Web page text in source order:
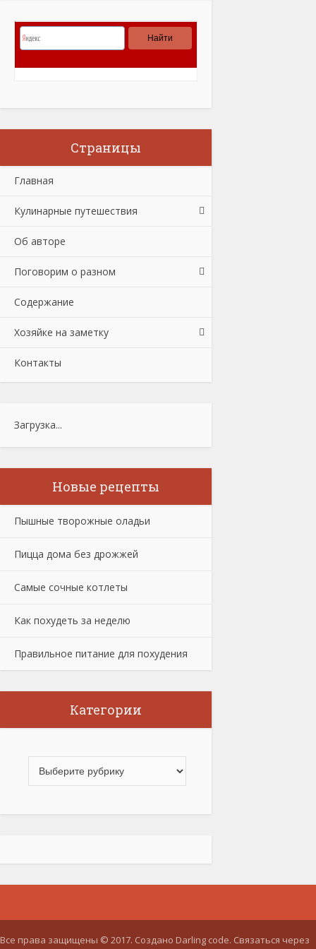
Страницы
Главная
Кулинарные путешествия
Об авторе
Поговорим о разном
Содержание
Хозяйке на заметку
Контакты
Загрузка...
Новые рецепты
Пышные творожные оладьи
Пицца дома без дрожжей
Самые сочные котлеты
Как похудеть за неделю
Правильное питание для похудения
Категории
Все права защищены © 2017. Создано Darling code. Связаться через